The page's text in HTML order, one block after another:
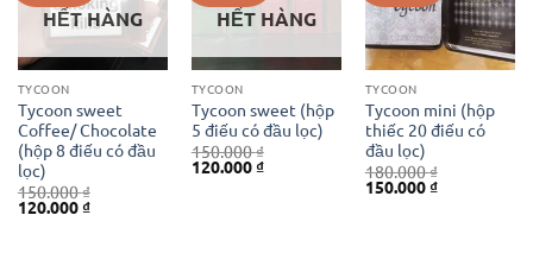
HẾT HÀNG
TYCOON
Tycoon sweet
Coffee/ Chocolate
(hộp 8 điếu có đầu
lọc)
150.000₫
Giá
gốc
120.000₫Giá
HẾT HÀNG
TYCOON
Tycoon sweet (hộp
5 điếu có đầu lọc)
150.000₫
Giá
gốc
120.000₫Giá
TYCOON
Tycoon mini (hộp
thiếc 20 điếu có
đầu lọc)
180.000₫
Giá
gốc
150.000₫Giá